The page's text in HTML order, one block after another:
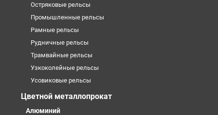
Остряковые рельсы
Промышленные рельсы
Рамные рельсы
Рудничные рельсы
Трамвайные рельсы
Узкоколейные рельсы
Усовиковые рельсы
Цветной металлопрокат
Алюминий